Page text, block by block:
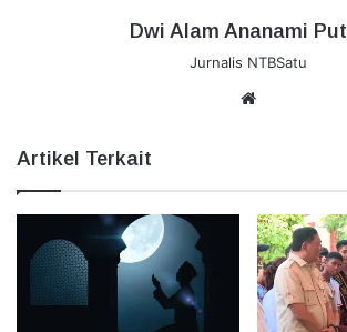
Dwi Alam Ananami
Jurnalis NTBSatu
Artikel Terkait